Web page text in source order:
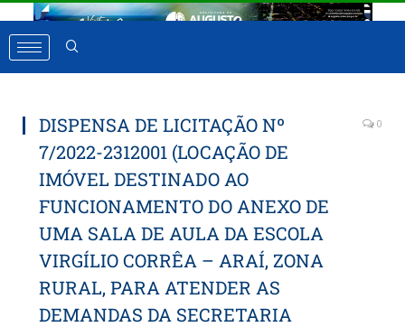
DISPENSA DE LICITAÇÃO Nº
7/2022-2312001 (LOCAÇÃO DE
IMÓVEL DESTINADO AO
FUNCIONAMENTO DO ANEXO DE
UMA SALA DE AULA DA ESCOLA
VIRGÍLIO CORRÊA – ARAÍ, ZONA
RURAL, PARA ATENDER AS
DEMANDAS DA SECRETARIA
0